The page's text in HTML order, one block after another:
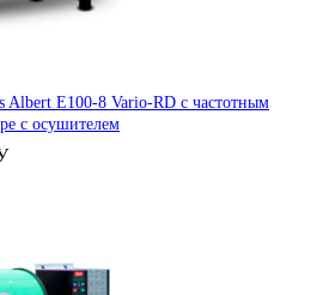
Albert E100-8 Vario-RD с частотным
с осушителем